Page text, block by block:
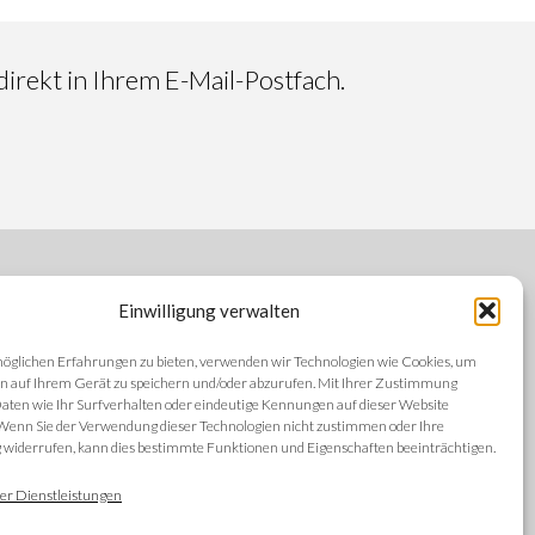
Einwilligung verwalten
Erfahrungen zu bieten, verwenden wir Technologien wie Cookies, um
auf Ihrem Gerät zu speichern und/oder abzurufen. Mit Ihrer Zustimmung
wie Ihr Surfverhalten oder eindeutige Kennungen auf dieser Website
Sie der Verwendung dieser Technologien nicht zustimmen oder Ihre
kann dies bestimmte Funktionen und Eigenschaften beeinträchtigen.
Dienstleistungen
in Ihrem E-Mail-Postfach.